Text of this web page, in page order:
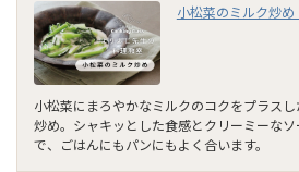
小松菜のミルク炒め
小松菜にまろやかなミルクのコクをプラス
炒め。シャキッとした食感とクリーミーな
で、ごはんにもパンにもよく合います。